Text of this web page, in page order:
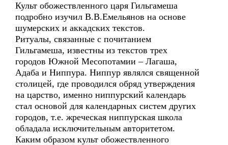
Культ обожествленного царя Гильгамеша
подробно изучил В.В.Емельянов на основе
шумерских и аккадских текстов.
Ритуалы, связанные с почитанием
Гильгамеша, известны из текстов трех
городов Южной Месопотамии – Лагаша,
Адаба и Ниппура. Ниппур являлся священной
столицей, где проводился обряд утверждения
на царство, именно ниппурский календарь
стал основой для календарных систем других
городов, т.е. жреческая ниппурская школа
обладала исключительным авторитетом.
Каким образом культ обожествленного